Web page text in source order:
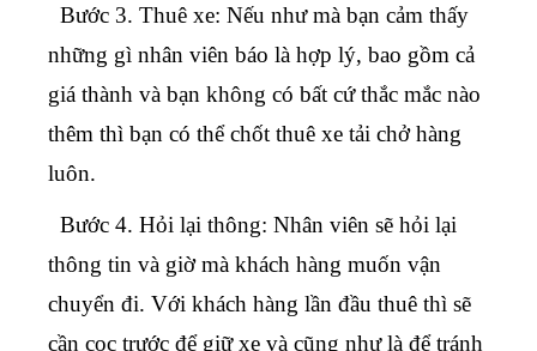
Bước 3. Thuê xe: Nếu như mà bạn cảm thấy
những gì nhân viên báo là hợp lý, bao gồm cả
giá thành và bạn không có bất cứ thắc mắc nào
thêm thì bạn có thể chốt thuê xe tải chở hàng
luôn.
Bước 4. Hỏi lại thông: Nhân viên sẽ hỏi lại
thông tin và giờ mà khách hàng muốn vận
chuyển đi. Với khách hàng lần đầu thuê thì sẽ
cần cọc trước để giữ xe và cũng như là để tránh